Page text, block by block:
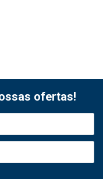
ofertas!